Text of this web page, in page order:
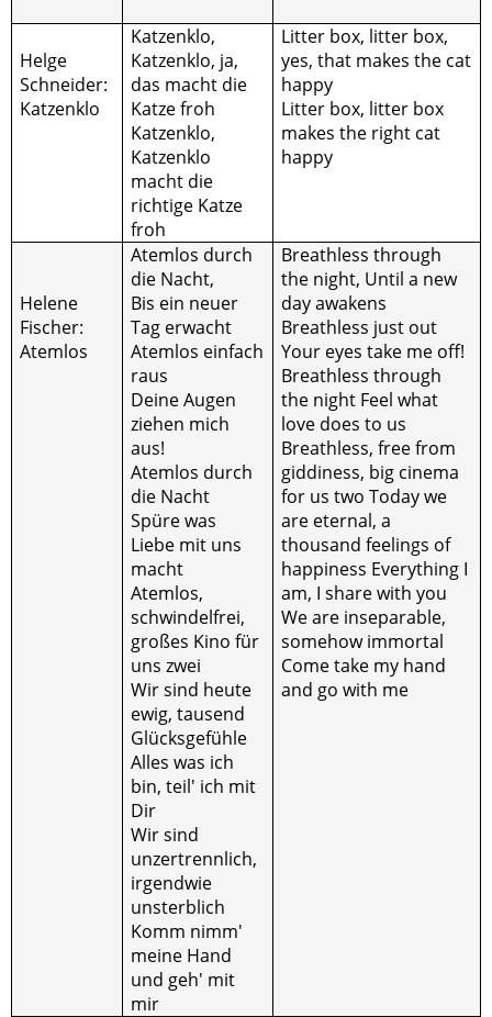
Helge
Schneider:
Katzenklo
Katzenklo,
Katzenklo, ja,
das macht die
Katze froh
Katzenklo,
Katzenklo
macht die
richtige Katze
froh
Litter box, litter box,
yes, that makes the cat
happy
Litter box, litter box
makes the right cat
happy
Helene
Fischer:
Atemlos
Atemlos durch
die Nacht,
Bis ein neuer
Tag erwacht
Atemlos einfach
raus
Deine Augen
ziehen mich
aus!
Atemlos durch
die Nacht
Spüre was
Liebe mit uns
macht
Atemlos,
schwindelfrei,
großes Kino für
uns zwei
Wir sind heute
ewig, tausend
Glücksgefühle
Alles was ich
bin, teil' ich mit
Dir
Wir sind
unzertrennlich,
irgendwie
unsterblich
Komm nimm'
meine Hand
und geh' mit
mir
Breathless through
the night, Until a new
day awakens
Breathless just out
Your eyes take me off!
Breathless through
the night Feel what
love does to us
Breathless, free from
giddiness, big cinema
for us two Today we
are eternal, a
thousand feelings of
happiness Everything I
am, I share with you
We are inseparable,
somehow immortal
Come take my hand
and go with me